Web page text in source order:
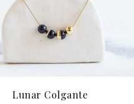
Lunar Colgante